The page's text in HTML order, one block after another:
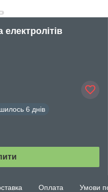
електролітів
6 днів
Оплата Умови